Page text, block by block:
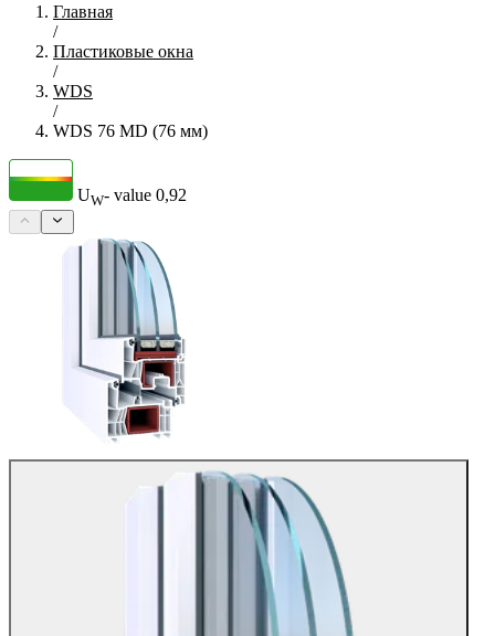
Главная
/
Пластиковые окна
/
WDS
/
WDS 76 MD (76 мм)
UW- value 0,92